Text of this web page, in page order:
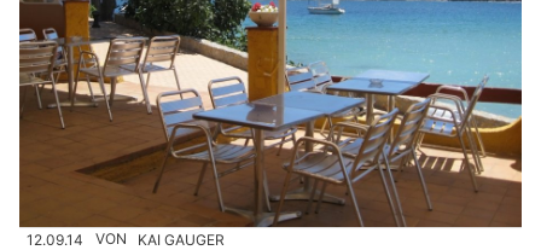
12.09.14 VON KAI GAUGER